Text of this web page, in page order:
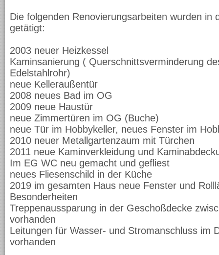
Die folgenden Renovierungsarbeiten wurden in
getätigt:
2003 neuer Heizkessel
Kaminsanierung ( Querschnittsverminderung
Edelstahlrohr)
neue Kelleraußentür
2008 neues Bad im OG
2009 neue Haustür
neue Zimmertüren im OG (Buche)
neue Tür im Hobbykeller, neues Fenster im
2010 neuer Metallgartenzaum mit Türchen
2011 neue Kaminverkleidung und
Im EG WC neu gemacht und gefliest
neues Fliesenschild in der Küche
2019 im gesamten Haus neue Fenster und
Besonderheiten
Treppenaussparung in der Geschoßdecke
vorhanden
Leitungen für Wasser- und Stromanschluss im
vorhanden